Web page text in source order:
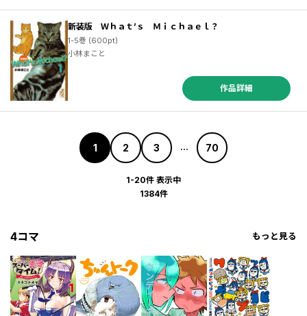
新装版 Ｗｈａｔ’ｓ Ｍｉｃｈａｅｌ？
1-5巻 (600pt)
小林まこと
作品詳細
1 2 3 ... 70
1-20件 表示中
1384件
4コマ もっと見る